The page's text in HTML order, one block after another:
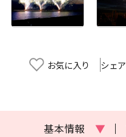
お気に入り シェア
基本情報 ▼